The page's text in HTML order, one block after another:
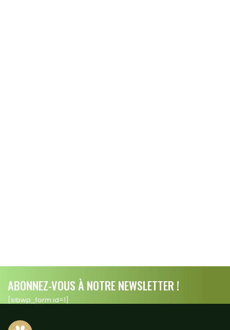
ABONNEZ-VOUS À NOTRE NEWSLETTER !
[sibwp_form id=1]